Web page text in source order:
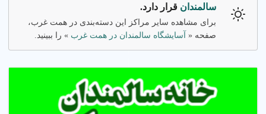
سالمندان قرار دارد.
برای مشاهده سایر مراکز این دسته‌بندی در همت غرب،
صفحه « آسایشگاه سالمندان در همت غرب» را ببینید.